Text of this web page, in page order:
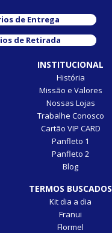
de Entrega
de Retirada
INSTITUCIONAL
História
Missão e Valores
Nossas Lojas
Trabalhe Conosco
Cartão VIP CARD
Panfleto 1
Panfleto 2
Blog
TERMOS BUSCADOS
Kit dia a dia
Franui
Flormel